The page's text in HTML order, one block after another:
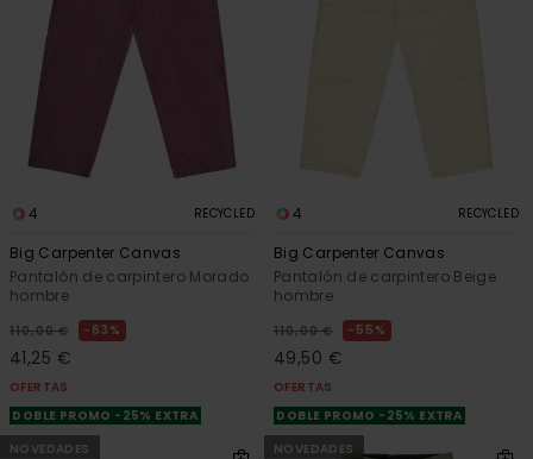
4 RECYCLED
Big Carpenter Canvas
Pantalón de carpintero Morado
hombre
110,00 € 63%
41,25 €
OFERTAS
DOBLE PROMO -25% EXTRA
4 RECYCLED
Big Carpenter Canvas
Pantalón de carpintero Beige
hombre
110,00 € 55%
49,50 €
OFERTAS
DOBLE PROMO -25% EXTRA
NOVEDADES
NOVEDADES